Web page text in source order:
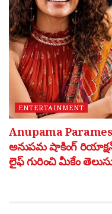
ENTERTAINMENT
Anupama
అనుపమ షాకింగ్
లైఫ్ గురించి మీకేం